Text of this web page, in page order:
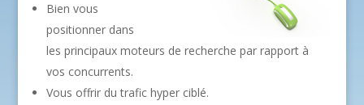
Bien vous
positionner dans
les principaux moteurs de recherche par rapport à
vos concurrents.
Vous offrir du trafic hyper ciblé.